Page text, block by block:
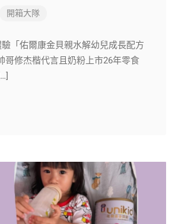
開箱大隊
「佑爾康金貝親水解幼兒成長配方
哥修杰楷代言且奶粉上市26年零食